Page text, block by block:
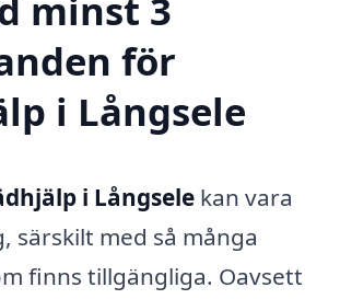
minst 3
för
i Långsele
i Långsele kan vara
särskilt med så många
finns tillgängliga. Oavsett